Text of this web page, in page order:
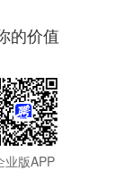
的价值
业版APP